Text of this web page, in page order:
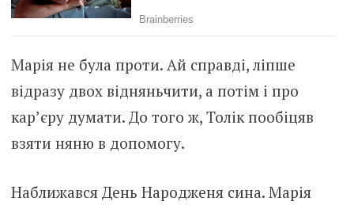
Марія не була проти. Ай справді, ліпше
відразу двох відняньчити, а потім і про
кар’єру думати. До того ж, Толік пообіцяв
взяти няню в допомогу.
Наближався День Народженя сина. Марія